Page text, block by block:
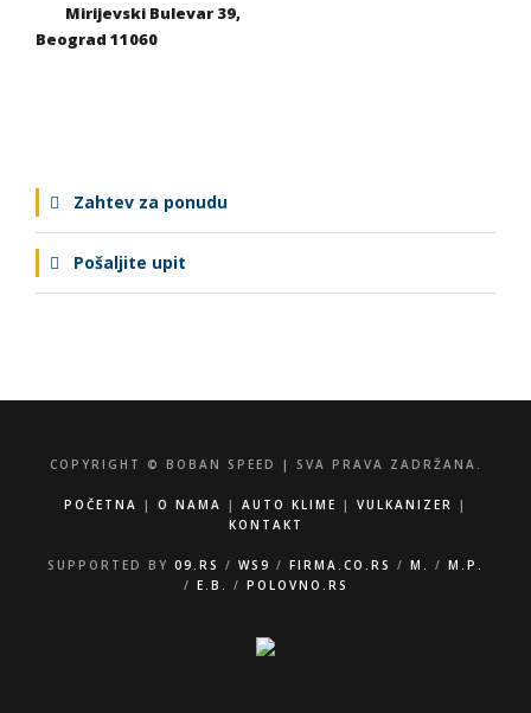
Mirijevski Bulevar 39,
Beograd 11060
Zahtev za ponudu
Pošaljite upit
COPYRIGHT © BOBAN SPEED | SVA PRAVA ZADRŽANA.
POČETNA | O NAMA | AUTO KLIME | VULKANIZER
|
KONTAKT
SUPPORTED BY 09.RS / WS9 / FIRMA.CO.RS / M. / M.P.
/ E.B. / POLOVNO.RS